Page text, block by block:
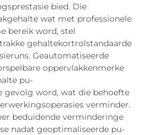
bied. Die
wat met professionele
bereik word, stel
gehaltekortrolstandaarde
Geautomatiseerde
oppervlakkenmerke
pu-
word, wat die behoefte
verminder.
beduidende verminderinge
nadat geoptimaliseerde pu-